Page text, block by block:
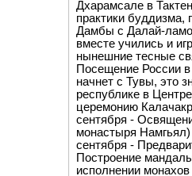
Дхарамсале в
практики
Дамбы с Далай-
вместе учились и
нынешние тесные
Посещение России
начнет с Тувы, это
республике в
церемонию
сентября -
монастыря
сентября -
Построение
исполнении